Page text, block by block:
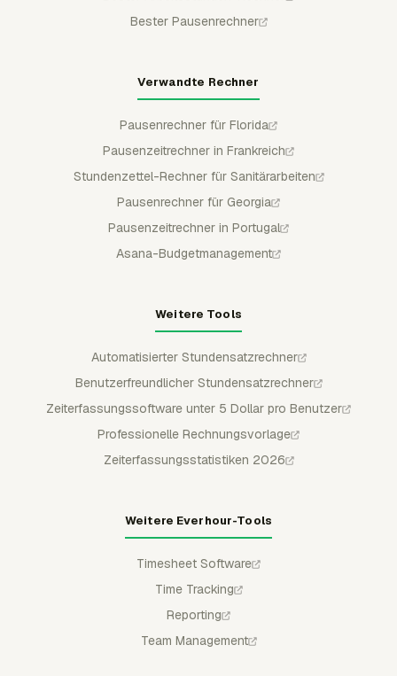
Bester Pausenrechner
Verwandte Rechner
Pausenrechner für Florida
Pausenzeitrechner in Frankreich
Stundenzettel-Rechner für Sanitärarbeiten
Pausenrechner für Georgia
Pausenzeitrechner in Portugal
Asana-Budgetmanagement
Weitere Tools
Automatisierter Stundensatzrechner
Benutzerfreundlicher Stundensatzrechner
Zeiterfassungssoftware unter 5 Dollar pro Benutzer
Professionelle Rechnungsvorlage
Zeiterfassungsstatistiken 2026
Weitere Everhour-Tools
Timesheet Software
Time Tracking
Reporting
Team Management